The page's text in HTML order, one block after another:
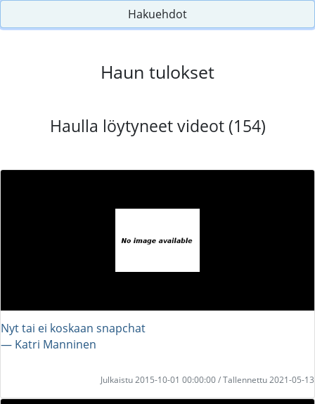
Hakuehdot
Haun tulokset
Haulla löytyneet videot (154)
Nyt tai ei koskaan snapchat
― Katri Manninen
Julkaistu 2015-10-01 00:00:00 / Tallennettu 2021-05-13